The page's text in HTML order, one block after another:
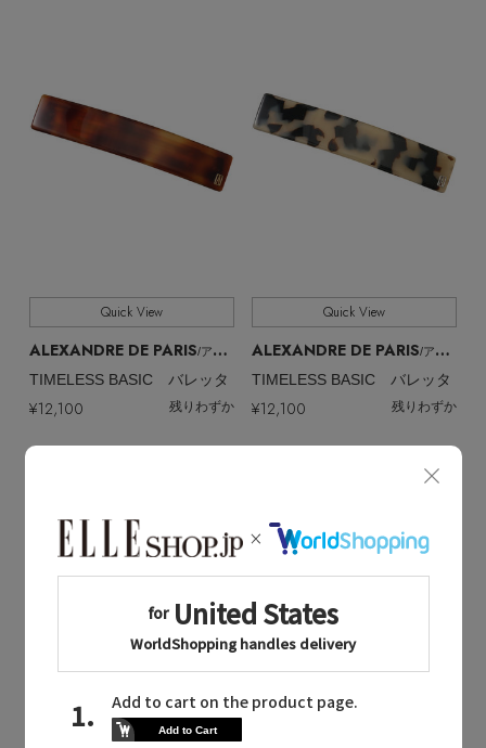
Quick View
ALEXANDRE DE PARIS/アレクサンドル ドゥ パリ
TIMELESS BASIC バレッタ
¥12,100 残りわずか
Quick View
ALEXANDRE DE PARIS/アレクサンドル ドゥ パリ
TIMELESS BASIC バレッタ
¥12,100 残りわずか